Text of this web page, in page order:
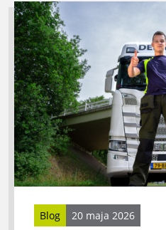
Blog 20 maja 2026
Przeczytaj
więcej
o
Oto,
co
musisz
wiedzieć,
jeśli
jesteś
kierowcą
ciężarówki…
chcesz